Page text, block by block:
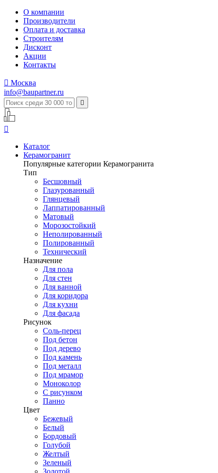
О компании
Производители
Оплата и доставка
Строителям
Дисконт
Акции
Контакты
 Москва
info@baupartner.ru


Каталог
Керамогранит
Популярные категории Керамогранита
Тип
Бесшовный
Глазурованный
Глянцевый
Лаппатированный
Матовый
Морозостойкий
Неполированный
Полированный
Технический
Назначение
Для пола
Для стен
Для ванной
Для коридора
Для кухни
Для фасада
Рисунок
Соль-перец
Под бетон
Под дерево
Под камень
Под металл
Под мрамор
Моноколор
С рисунком
Панно
Цвет
Бежевый
Белый
Бордовый
Голубой
Желтый
Зеленый
Золотой